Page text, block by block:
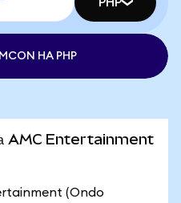
НА PHP
AMC Entertainment
(Ondo